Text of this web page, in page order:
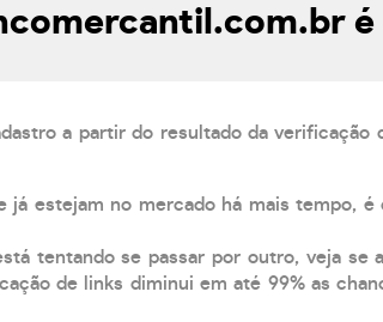
a partir do resultado da verificação
já estejam no mercado há mais tempo,
tentando se passar por outro, veja se
de links diminui em até 99% as